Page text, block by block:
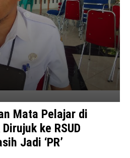
Mata Pelajar di
ke RSUD
Jadi ‘PR’